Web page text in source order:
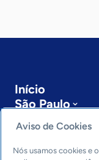
Início
São Paulo
Sobre a ASN
Últimas notícias
Entre em
Aviso de Cookies
Nós usamos cookies e